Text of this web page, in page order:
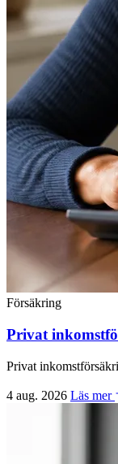
Försäkring
Privat
Privat
4 aug. 2026 Läs mer